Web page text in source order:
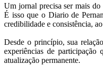
Um jornal precisa ser mais
É isso que o Diario de
credibilidade e consistência,
Desde o princípio, sua
experiências de
atualização permanente.